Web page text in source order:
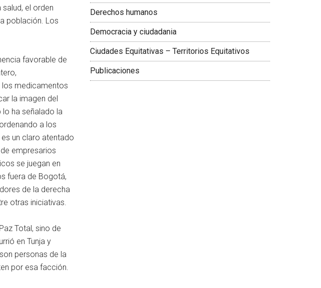
el orden
población. Los
favorable de
los medicamentos
la imagen del
lo ha señalado la
a los
un claro atentado
empresarios
se juegan en
fuera de Bogotá,
de la derecha
otras iniciativas.
Total, sino de
en Tunja y
personas de la
por esa facción.
Derechos humanos
Democracia y ciudadania
Ciudades Equitativas – Territorios Equitativos
Publicaciones